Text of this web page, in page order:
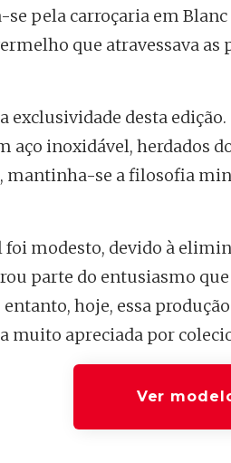
pela carroçaria em
que atravessava
exclusividade desta
aço inoxidável, herdados
mantinha-se a filosofia
foi modesto, devido à
parte do entusiasmo
hoje, essa
apreciada por
Ver